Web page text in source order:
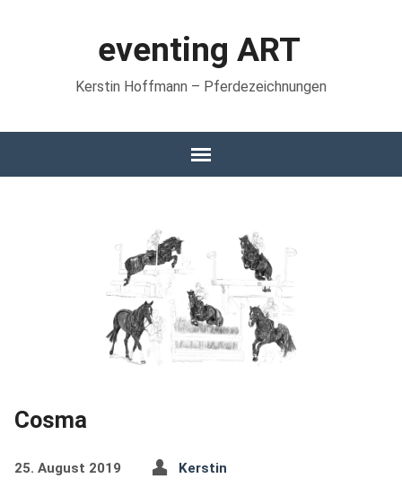
eventing ART
Kerstin Hoffmann – Pferdezeichnungen
Cosma
25. August 2019 Kerstin